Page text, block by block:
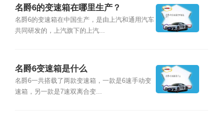
名爵6的变速箱在哪里生产？
名爵6的变速箱在中国生产，是由上汽和通用汽车
共同研发的，上汽旗下的上汽...
名爵6变速箱是什么
名爵6一共搭载了两款变速箱，一款是6速手动变
速箱，另一款是7速双离合变...